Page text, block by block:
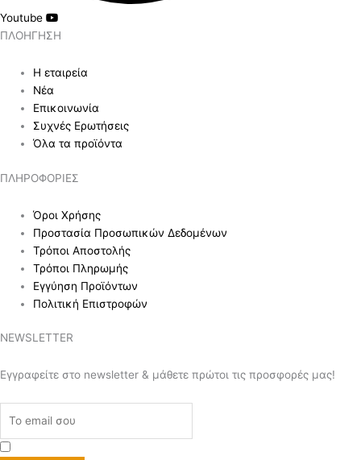
Youtube
ΠΛΟΗΓΗΣΗ
Η εταιρεία
Νέα
Επικοινωνία
Συχνές Ερωτήσεις
Όλα τα προϊόντα
ΠΛΗΡΟΦΟΡΙΕΣ
Όροι Χρήσης
Προστασία Προσωπικών Δεδομένων
Τρόποι Αποστολής
Τρόποι Πληρωμής
Εγγύηση Προϊόντων
Πολιτική Επιστροφών
NEWSLETTER
Εγγραφείτε στο newsletter & μάθετε πρώτοι τις προσφορές μας!